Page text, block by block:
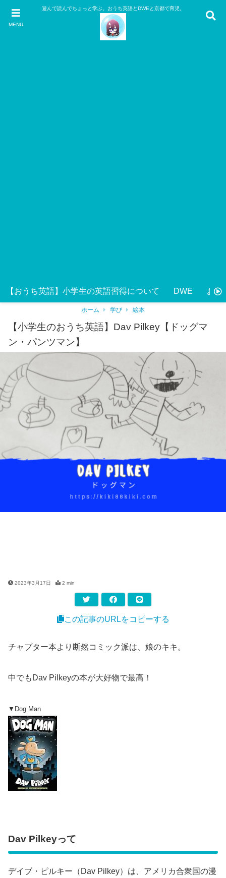
MENU
遊んで読んでちょっと学ぶ。おうち英語とDWEと京都で育児。
【おうち英語】小学生の英語習得について DWE おう
ホーム 学び 絵本
【小学生のおうち英語】Dav Pilkey【ドッグマ
ン・パンツマン】
2023年3月17日 2 min
この記事のURLをコピーする
チャプター本より断然コミック派は、娘のキキ。
中でもDav Pilkeyの本が大好物で最高！
▼Dog Man
Dav Pilkeyって
デイブ・ピルキー（Dav Pilkey）は、アメリカ合衆国の漫